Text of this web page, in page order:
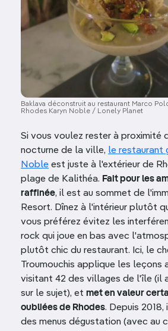
Baklava déconstruit au restaurant Marco
Rhodes Karyn Noble / Lonely Planet
Si vous voulez rester à proximité
nocturne de la ville, le restaurant
Noble est juste à l'extérieur de
plage de Kalithéa. Fait pour les
raffinée, il est au sommet de
Resort. Dînez à l'intérieur plutôt
vous préférez évitez les
rock qui joue en bas avec
plutôt chic du restaurant. Ici, le
Troumouchis applique les leçons
visitant 42 des villages de l'île (il
sur le sujet), et met en valeur
oubliées de Rhodes. Depuis
des menus dégustation (avec au